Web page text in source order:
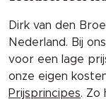
Dirk van den
Nederland. Bij
voor een lage
onze eigen
Prijsprincipes. Zo